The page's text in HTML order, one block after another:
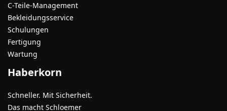
C-Teile-Management
Bekleidungsservice
Schulungen
Fertigung
Wartung
Haberkorn
Schneller. Mit Sicherheit.
Das macht Schloemer